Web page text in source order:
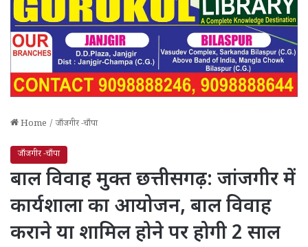
Home / जाँजगीर -चाँपा
जाँजगीर -चाँपा
बाल विवाह मुक्त छत्तीसगढ़: जांजगीर में
कार्यशाला का आयोजन, बाल विवाह
कराने या शामिल होने पर होगी 2 साल